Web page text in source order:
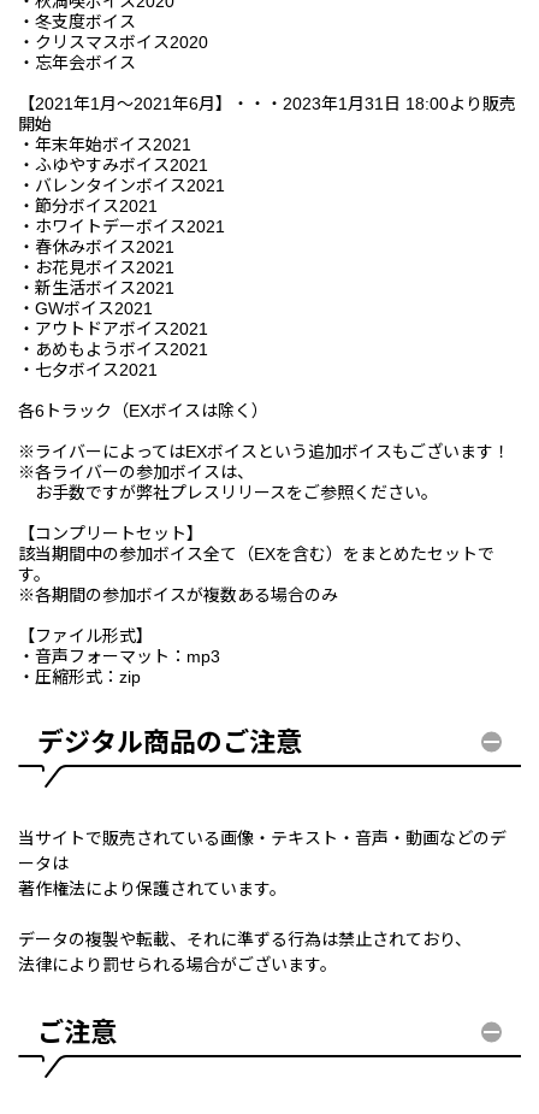
・冬支度ボイス
・クリスマスボイス2020
・忘年会ボイス
【2021年1月～2021年6月】・・・2023年1月31日 18:00より販売
開始
・年末年始ボイス2021
・ふゆやすみボイス2021
・バレンタインボイス2021
・節分ボイス2021
・ホワイトデーボイス2021
・春休みボイス2021
・お花見ボイス2021
・新生活ボイス2021
・GWボイス2021
・アウトドアボイス2021
・あめもようボイス2021
・七夕ボイス2021
各6トラック（EXボイスは除く）
※ライバーによってはEXボイスという追加ボイスもございます！
※各ライバーの参加ボイスは、
お手数ですが弊社プレスリリースをご参照ください。
【コンプリートセット】
該当期間中の参加ボイス全て（EXを含む）をまとめたセットで
す。
※各期間の参加ボイスが複数ある場合のみ
【ファイル形式】
・音声フォーマット：mp3
・圧縮形式：zip
デジタル商品のご注意
当サイトで販売されている画像・テキスト・音声・動画などのデ
ータは
著作権法により保護されています。
データの複製や転載、それに準ずる行為は禁止されており、
法律により罰せられる場合がございます。
ご注意